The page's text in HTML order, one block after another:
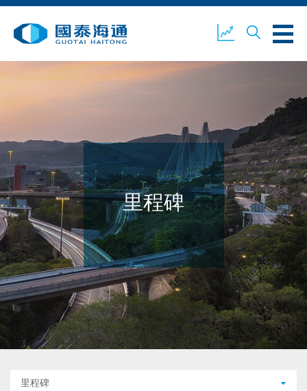
公司新闻
环境、社会及企业管治 国泰海通证券 联络我们
开设户口 客户登入
里程碑
里程碑